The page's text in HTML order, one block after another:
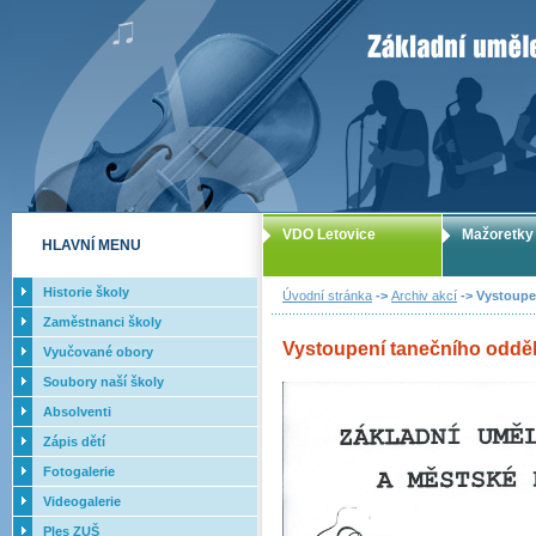
ZUŠ Letovice
Úvodní stránka -> Archiv akcí ->
Vystoupení tanečního
VDO Letovice Mažoretky
HLAVNÍ MENU
Historie školy
Zaměstnanci školy
Vyučované obory
Soubory naší školy
Absolventi
Zápis dětí
Fotogalerie
Videogalerie
Ples ZUŠ